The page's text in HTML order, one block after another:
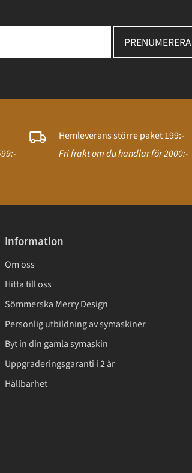
PRENUMERERA
Hemleverans större paket 199:-
Fri frakt om du handlar för 2000:-
Information
Om oss
Hitta till oss
Sömmerska Merry Design
Personlig utbildning av symaskiner
Byt in din gamla symaskin
Uppgraderingsgaranti i 2 år
Hållbarhet